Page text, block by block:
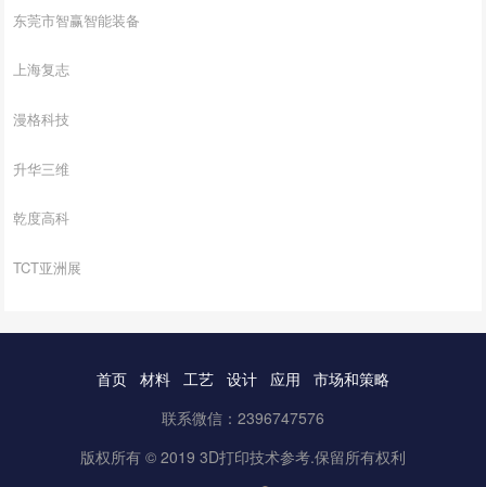
东莞市智赢智能装备
上海复志
漫格科技
升华三维
乾度高科
TCT亚洲展
首页 材料 工艺 设计 应用
市场和策略
联系微信：2396747576
版权所有 © 2019 3D打印技术参考.保留所有权利